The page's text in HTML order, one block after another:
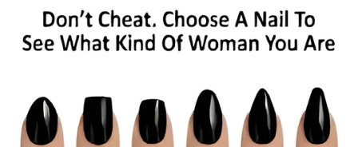
hinzugeben und gut vermischen.
– Heben Sie das steif geschlagene Eiweiß
ca. 25-30 Minuten backen. Mit einem
Zahnstocher testen, ob der Biskuit
durchgebacken ist. Anschließend aus dem Ofen